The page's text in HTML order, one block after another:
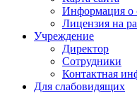
Информация о
Лицензия на
Учреждение
Директор
Сотрудники
Контактная
Для слабовидящих